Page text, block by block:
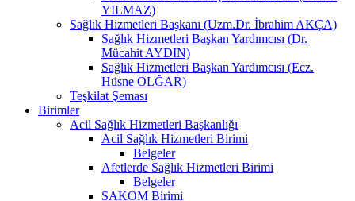
YILMAZ)
Sağlık Hizmetleri Başkanı (Uzm.Dr. İbrahim AKÇA)
Sağlık Hizmetleri Başkan Yardımcısı (Dr.
Mücahit AYDIN)
Sağlık Hizmetleri Başkan Yardımcısı (Ecz.
Hüsne OLĞAR)
Teşkilat Şeması
Birimler
Acil Sağlık Hizmetleri Başkanlığı
Acil Sağlık Hizmetleri Birimi
Belgeler
Afetlerde Sağlık Hizmetleri Birimi
Belgeler
SAKOM Birimi